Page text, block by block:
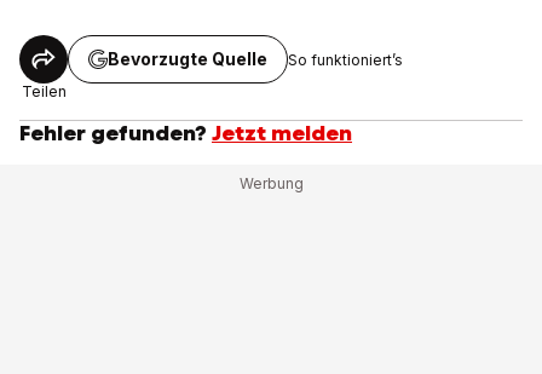
Teilen
Bevorzugte Quelle So funktioniert’s
Fehler gefunden? Jetzt melden